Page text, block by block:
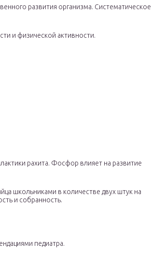
развития организма. Систематическое
и физической активности.
рахита. Фосфор влияет на развитие
школьниками в количестве двух штук на
и собранность.
педиатра.